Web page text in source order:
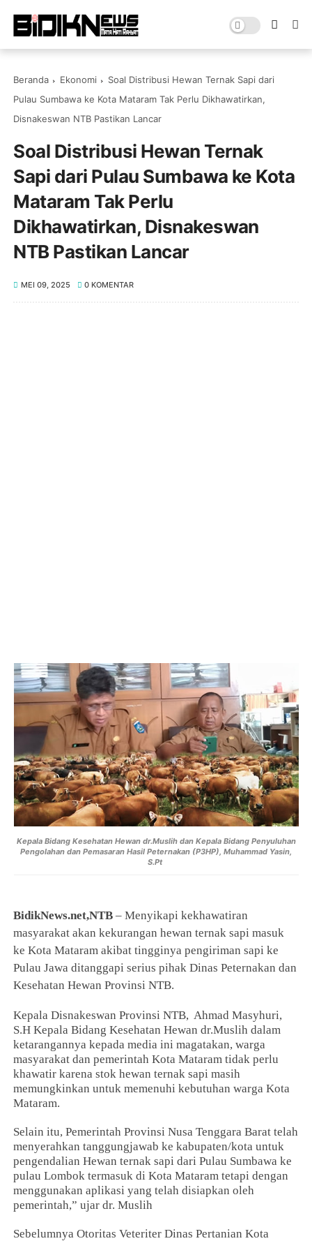
Beranda Ekonomi
Soal Distribusi Hewan Ternak Sapi dari
Pulau Sumbawa ke Kota Mataram Tak Perlu Dikhawatirkan,
Disnakeswan NTB Pastikan Lancar
Soal Distribusi Hewan Ternak
Sapi dari Pulau Sumbawa ke Kota
Mataram Tak Perlu
Dikhawatirkan, Disnakeswan
NTB Pastikan Lancar
MEI 09, 2025 0 KOMENTAR
Kepala Bidang Kesehatan Hewan dr.Muslih dan Kepala Bidang Penyuluhan
Pengolahan dan Pemasaran Hasil Peternakan (P3HP), Muhammad Yasin,
S.Pt
BidikNews.net,NTB – Menyikapi kekhawatiran
masyarakat akan kekurangan hewan ternak sapi masuk
ke Kota Mataram akibat tingginya pengiriman sapi ke
Pulau Jawa ditanggapi serius pihak Dinas Peternakan dan
Kesehatan Hewan Provinsi NTB.
Kepala Disnakeswan Provinsi NTB, Ahmad Masyhuri,
S.H Kepala Bidang Kesehatan Hewan dr.Muslih dalam
ketarangannya kepada media ini magatakan, warga
masyarakat dan pemerintah Kota Mataram tidak perlu
khawatir karena stok hewan ternak sapi masih
memungkinkan untuk memenuhi kebutuhan warga Kota
Mataram.
Selain itu, Pemerintah Provinsi Nusa Tenggara Barat telah
menyerahkan tanggungjawab ke kabupaten/kota untuk
pengendalian Hewan ternak sapi dari Pulau Sumbawa ke
pulau Lombok termasuk di Kota Mataram tetapi dengan
menggunakan aplikasi yang telah disiapkan oleh
pemerintah,” ujar dr. Muslih
Sebelumnya Otoritas Veteriter Dinas Pertanian Kota